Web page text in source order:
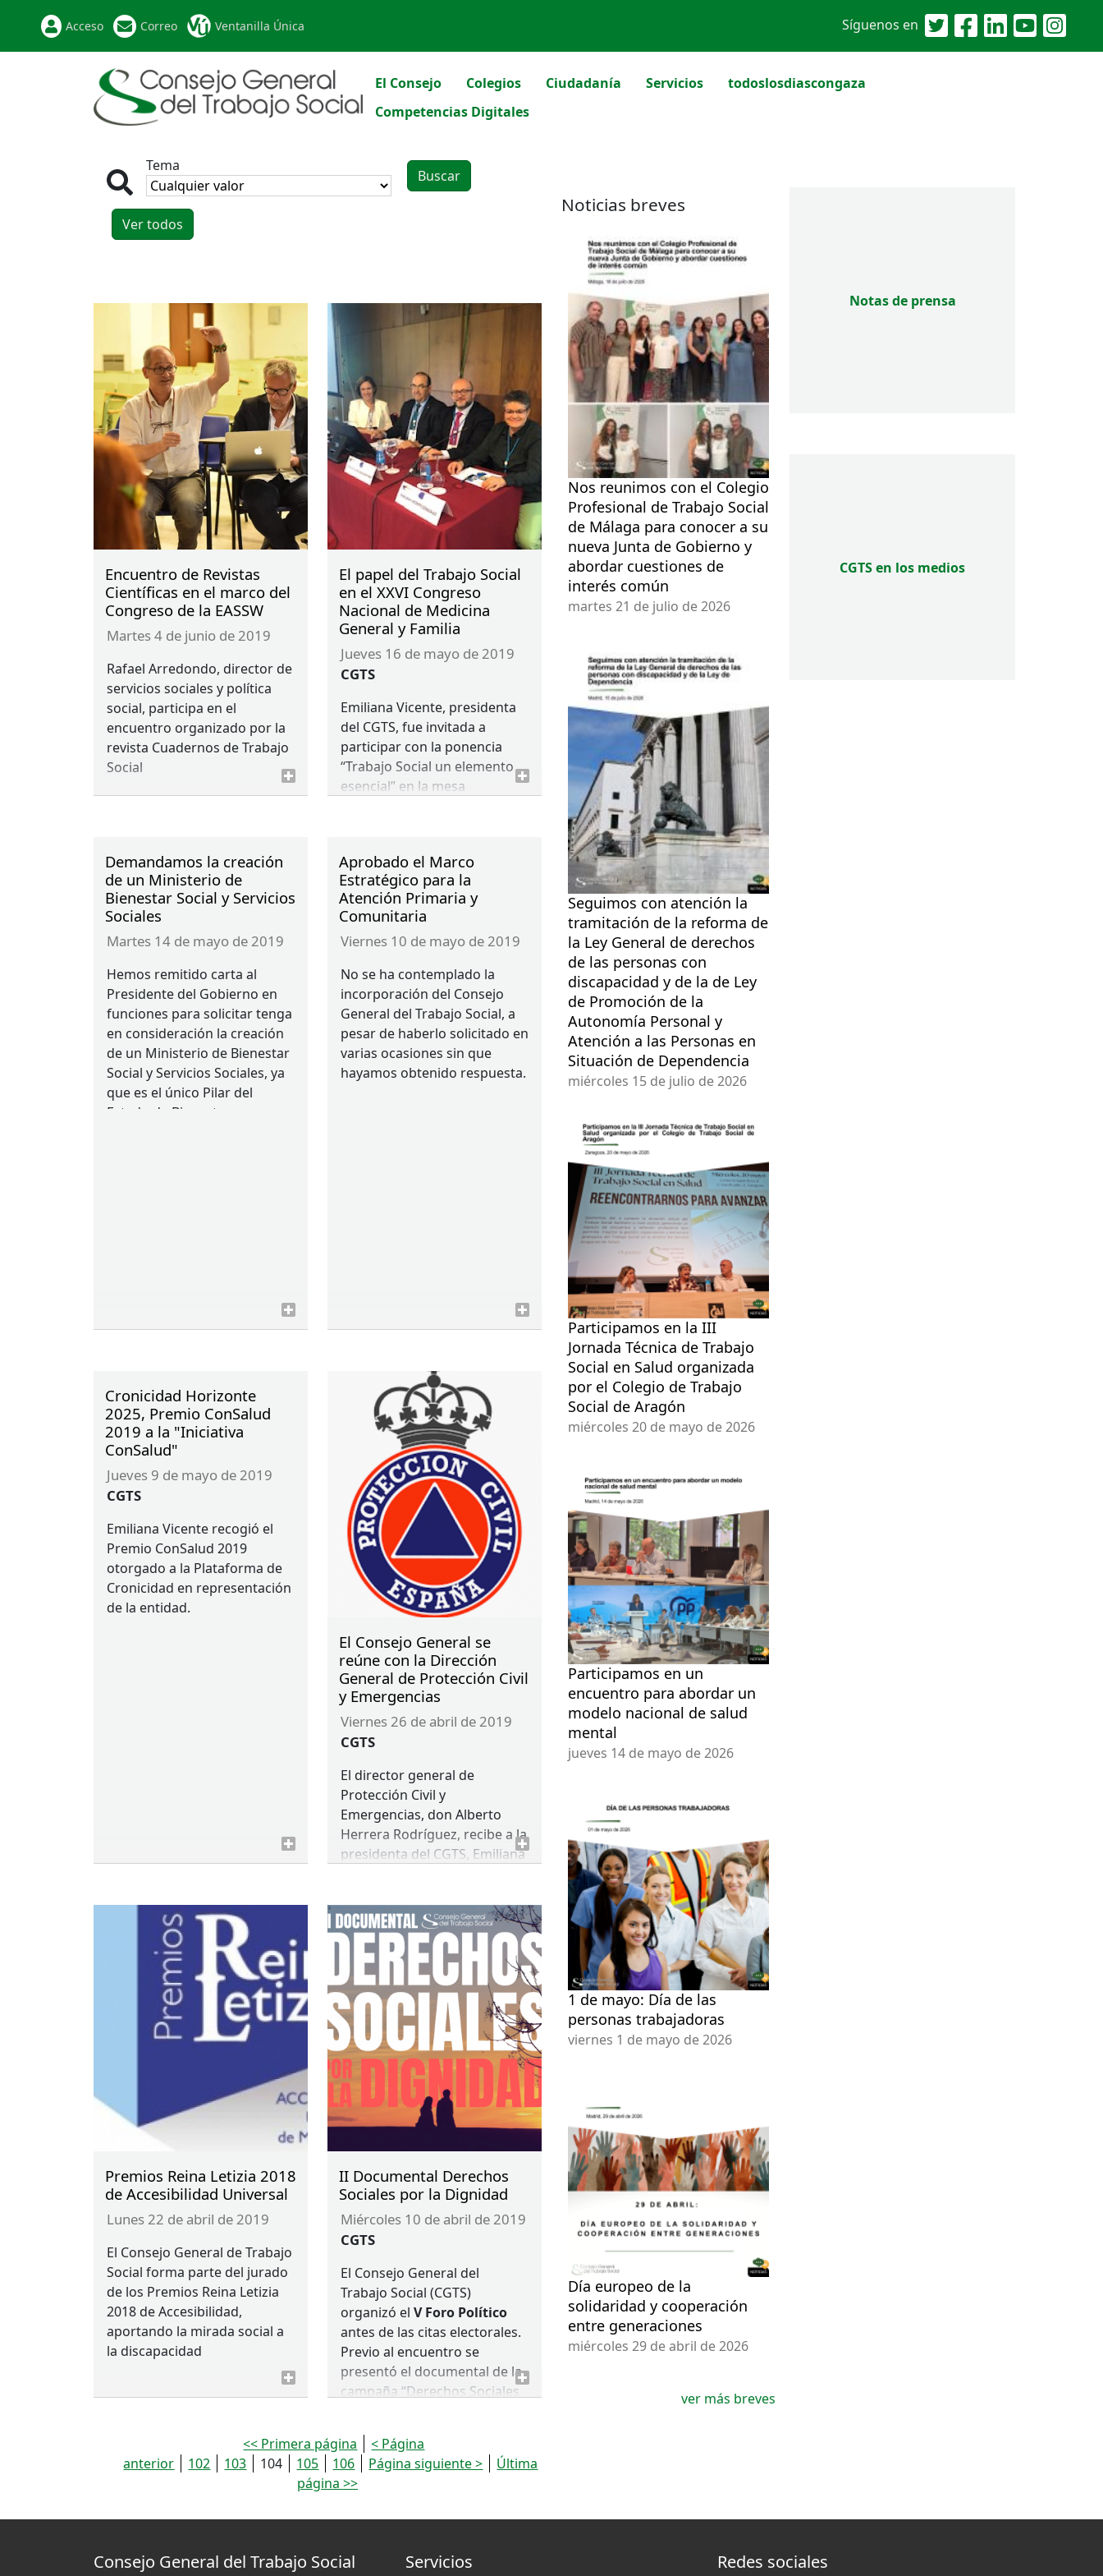
Acceso Correo Ventanilla Única Síguenos en
El Consejo Colegios Ciudadanía Servicios
todoslosdiascongaza
Competencias Digitales
Tema
Encuentro de Revistas
Científicas en el marco del
Congreso de la EASSW
martes 4 de junio de 2019
Rafael Arredondo, director de
servicios sociales y política
social, participa en el
encuentro organizado por la
revista Cuadernos de Trabajo
Social
El papel del Trabajo Social
en el XXVI Congreso
Nacional de Medicina
General y Familia
jueves 16 de mayo de 2019
CGTS
Emiliana Vicente, presidenta
del CGTS, fue invitada a
participar con la ponencia
“Trabajo Social un elemento
esencial” en la mesa
Congresos de Santiago de
Compostela.
Demandamos la creación
de un Ministerio de
Bienestar Social y Servicios
Sociales
martes 14 de mayo de 2019
Hemos remitido carta al
Presidente del Gobierno en
funciones para solicitar tenga
en consideración la creación
de un Ministerio de Bienestar
Social y Servicios Sociales, ya
que es el único Pilar del
Estado de Bienestar que
Aprobado el Marco
Estratégico para la
Atención Primaria y
Comunitaria
viernes 10 de mayo de 2019
No se ha contemplado la
incorporación del Consejo
General del Trabajo Social, a
pesar de haberlo solicitado en
varias ocasiones sin que
hayamos obtenido respuesta.
Cronicidad Horizonte
2025, Premio ConSalud
2019 a la "Iniciativa
ConSalud"
jueves 9 de mayo de 2019
CGTS
Emiliana Vicente recogió el
Premio ConSalud 2019
otorgado a la Plataforma de
Cronicidad en representación
de la entidad.
El Consejo General se
reúne con la Dirección
General de Protección Civil
y Emergencias
viernes 26 de abril de 2019
CGTS
El director general de
Protección Civil y
Emergencias, don Alberto
Herrera Rodríguez, recibe a la
presidenta del CGTS, Emiliana
de los y las trabajadoras
sociales en situaciones de
emergencias.
Premios Reina Letizia 2018
de Accesibilidad Universal
lunes 22 de abril de 2019
El Consejo General de Trabajo
Social forma parte del jurado
de los Premios Reina Letizia
2018 de Accesibilidad,
aportando la mirada social a
la discapacidad
II Documental Derechos
Sociales por la Dignidad
miércoles 10 de abril de 2019
CGTS
El Consejo General del
Trabajo Social (CGTS)
organizó el V Foro Político
antes de las citas electorales.
Previo al encuentro se
presentó el documental de la
campaña “Derechos Sociales
debate a las propuestas
políticas lanzadas desde el
Trabajo Social a los grupos
políticos.
VERDOCUMENTAL
<< Primera página
< Página
anterior
102 103 104 105 106 Página siguiente >
Última
página >>
Noticias breves
Nos reunimos con el Colegio
Profesional de Trabajo Social
de Málaga para conocer a su
nueva Junta de Gobierno y
abordar cuestiones de
interés común
martes 21 de julio de 2026
Seguimos con atención la
tramitación de la reforma de
la Ley General de derechos
de las personas con
discapacidad y de la de Ley
de Promoción de la
Autonomía Personal y
Atención a las Personas en
Situación de Dependencia
miércoles 15 de julio de 2026
Participamos en la III
Jornada Técnica de Trabajo
Social en Salud organizada
por el Colegio de Trabajo
Social de Aragón
miércoles 20 de mayo de 2026
Participamos en un
encuentro para abordar un
modelo nacional de salud
mental
jueves 14 de mayo de 2026
1 de mayo: Día de las
personas trabajadoras
viernes 1 de mayo de 2026
Día europeo de la
solidaridad y cooperación
entre generaciones
miércoles 29 de abril de 2026
ver más breves
Notas de prensa
CGTS en los medios
Consejo General del Trabajo Social Servicios Redes sociales